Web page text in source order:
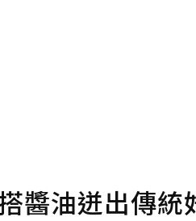
醬油迸出傳統